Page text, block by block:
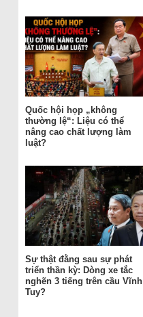
Quốc hội họp „không
thường lệ“: Liệu có thể
nâng cao chất lượng làm
luật?
Sự thật đằng sau sự phát
triển thần kỳ: Dòng xe tắc
nghẽn 3 tiếng trên cầu Vĩnh
Tuy?